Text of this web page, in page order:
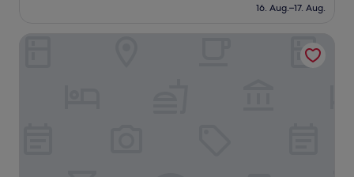
beträgt
16. Aug.–17. Aug.